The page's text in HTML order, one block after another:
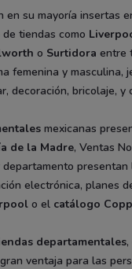
en su mayoría insertas
tiendas como
o Surtidora entre
femenina y
decoración, bricolaje,
mexicanas
de la Madre, Ventas
electrónica, planes
o el catálogo
departamentales
ventaja para las